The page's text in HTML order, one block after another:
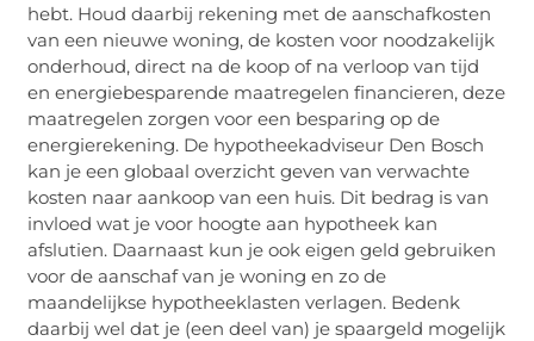
hebt. Houd daarbij rekening met de aanschafkosten
van een nieuwe woning, de kosten voor noodzakelijk
onderhoud, direct na de koop of na verloop van tijd
en energiebesparende maatregelen financieren, deze
maatregelen zorgen voor een besparing op de
energierekening. De hypotheekadviseur Den Bosch
kan je een globaal overzicht geven van verwachte
kosten naar aankoop van een huis. Dit bedrag is van
invloed wat je voor hoogte aan hypotheek kan
afslutien. Daarnaast kun je ook eigen geld gebruiken
voor de aanschaf van je woning en zo de
maandelijkse hypotheeklasten verlagen. Bedenk
daarbij wel dat je (een deel van) je spaargeld mogelijk